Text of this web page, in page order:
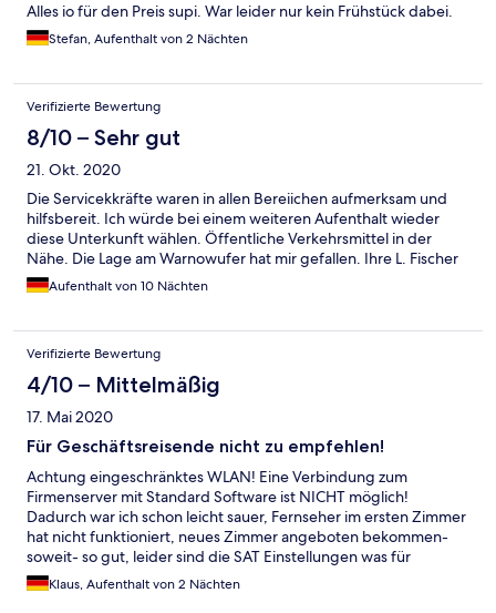
Alles io für den Preis supi. War leider nur kein Frühstück dabei.
Stefan, Aufenthalt von 2 Nächten
Verifizierte Bewertung
8/10 – Sehr gut
21. Okt. 2020
Die Servicekkräfte waren in allen Bereiichen aufmerksam und
hilfsbereit. Ich würde bei einem weiteren Aufenthalt wieder
diese Unterkunft wählen. Öffentliche Verkehrsmittel in der
Nähe. Die Lage am Warnowufer hat mir gefallen. Ihre L. Fischer
Aufenthalt von 10 Nächten
Verifizierte Bewertung
4/10 – Mittelmäßig
17. Mai 2020
Für Geschäftsreisende nicht zu empfehlen!
Achtung eingeschränktes WLAN! Eine Verbindung zum
Firmenserver mit Standard Software ist NICHT möglich!
Dadurch war ich schon leicht sauer, Fernseher im ersten Zimmer
hat nicht funktioniert, neues Zimmer angeboten bekommen-
soweit- so gut, leider sind die SAT Einstellungen was für
"Geduldige". ARD auf Programmplatz 72, übliche Programme
wie RTL, SAT und Pro7 nicht vorhanden, dafür Schweizer und
Klaus, Aufenthalt von 2 Nächten